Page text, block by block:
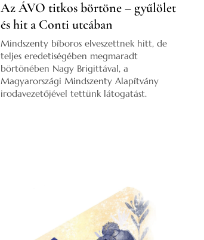
Az ÁVO titkos börtöne – gyűlölet
és hit a Conti utcában
Mindszenty bíboros elveszettnek hitt, de
teljes eredetiségében megmaradt
börtönében Nagy Brigittával, a
Magyarországi Mindszenty Alapítvány
irodavezetőjével tettünk látogatást.